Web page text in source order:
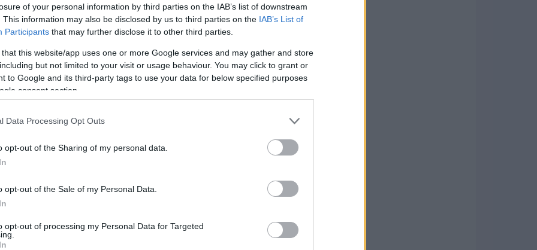
of your personal information by third parties on the IAB’s list of downstream
This information may also be disclosed by us to third parties on the IAB’s List of
Participants that may further disclose it to other third parties.
that this website/app uses one or more Google services and may gather and store
but not limited to your visit or usage behaviour. You may click to grant or
to Google and its third-party tags to use your data for below specified purposes
consent section.
Data Processing Opt Outs
opt-out of the Sharing of my personal data.
opt-out of the Sale of my Personal Data.
opt-out of processing my Personal Data for Targeted
si confermano perfette per
e i suoi monumenti, mentre la